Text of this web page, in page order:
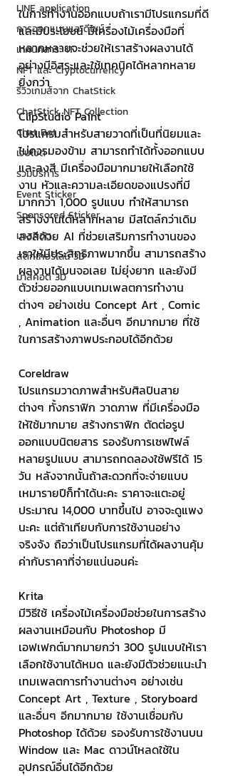
LINE application
การออกแบบและดีไซน์
เทคนิคสาระ IT
NFT และ Cryptocurrency
รีวิวเกมส์จาก ChatStick
ChatStick NFT Collection
Chat Bot
เวบไซต์
รวมบริการ
Event Sticker
Sponsored Sticker
มาสคอต
สติกเกอร์ไลน์ 3D
มาสคอต 3D
ในการทำงานออกแบบถ้าเรามีโปรแกรมที่ดี
และมีประโยชน์ มีเครื่องไม้เครื่องมือที่
หลากหลายจะช่วยให้เราสร้างผลงานได้
อย่างมีอิสระและใช้เทคนิคได้หลากหลาย
ยิ่งกว่า
ClipStudio Paint
โปรแกรมสำหรับสายวาดที่เป็นที่นิยมและ
ไม่ควรมองข้าม สามารถทำได้ทั้งออกแบบ
และลงสี มีเครื่องมือมากมายให้เลือกใช้
งาน หัวและความละเอียดของแปรงที่มี
มากกว่า 1,000 รูปแบบ ทำให้สามารถ
สร้างงานได้หลากหลาย มีสไตล์กว่าเดิม
ลงสีด้วย AI ที่ช่วยเสริมการทำงานของ
เราให้มีประสิทธิภาพมากขึ้น สามารถสร้าง
ผลงานได้บนจอเลย ไม่ยุ่งยาก และยังมี
ตัวช่วยออกแบบเทมเพลตการทำงาน
ต่างๆ อย่างเช่น Concept Art , Comic
, Animation และอื่นๆ อีกมากมาย ที่ใช้
ในการสร้างภาพประกอบได้อีกด้วย
Coreldraw
โปรแกรมวาดภาพสำหรับศิลปินสาย
ต่างๆ ทั้งกราฟิก วาดภาพ ที่มีเครื่องมือ
ให้ใช้มากมาย สร้างกราฟิก ตัดต่อรูป
ออกแบบนิตยสาร รองรับการเซฟไฟล์
หลายรูปแบบ สามารถทดลองใช้ฟรีได้ 15
วัน หลังจากนั้นถ้าสะดวกที่จะจ่ายแบบ
เหมารายปีก็ทำได้นะคะ ราคาจะแตะอยู่
ประมาณ 14,000 บาทขึ้นไป อาจจะดูแพง
นะคะ แต่ถ้าเทียบกับการใช้งานอย่าง
จริงจัง ถือว่าเป็นโปรแกรมที่ได้ผลงานคุ้ม
ค่ากับราคาที่จ่ายแน่นอนค่ะ
Krita
มีวิธีใช้ เครื่องไม้เครื่องมือช่วยในการสร้าง
ผลงานเหมือนกับ Photoshop มี
เอฟเฟกต์มากมายกว่า 300 รูปแบบให้เรา
เลือกใช้งานได้หมด และยังมีตัวช่วยแนะนำ
เทมเพลตการทำงานต่างๆ อย่างเช่น
Concept Art , Texture , Storyboard
และอื่นๆ อีกมากมาย ใช้งานเชื่อมกับ
Photoshop ได้ด้วย รองรับการใช้งานบน
Window และ Mac ดาวน์โหลดใช้ใน
อุปกรณ์อื่นได้อีกด้วย